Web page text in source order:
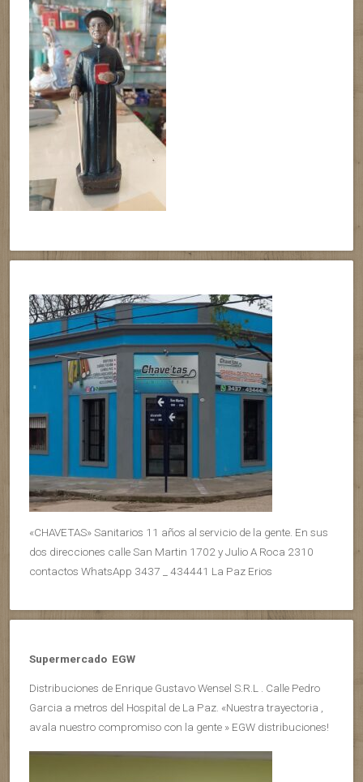
«CHAVETAS» Sanitarios 11 años al servicio de la gente. En sus
dos direcciones calle San Martin 1702 y Julio A Roca 2310
contactos WhatsApp 3437 _ 434441 La Paz Erios
Supermercado EGW
Distribuciones de Enrique Gustavo Wensel S.R.L . Calle Pedro
Garcia a metros del Hospital de La Paz. «Nuestra trayectoria ,
avala nuestro compromiso con la gente » EGW distribuciones!